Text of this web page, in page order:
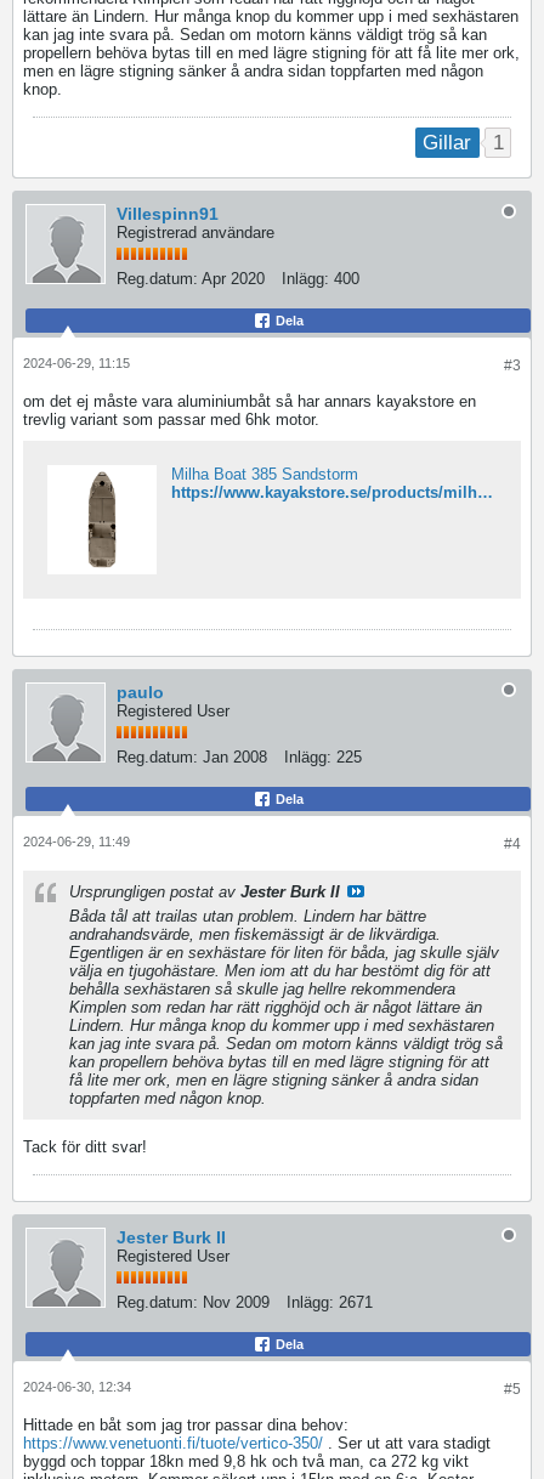
lättare än Lindern. Hur många knop du kommer upp i med sexhästaren
kan jag inte svara på. Sedan om motorn känns väldigt trög så kan
propellern behöva bytas till en med lägre stigning för att få lite mer ork,
men en lägre stigning sänker å andra sidan toppfarten med någon
knop.
Gillar 1
Villespinn91
Registrerad användare
Reg.datum: Apr 2020 Inlägg: 400
Dela
#3
2024-06-29, 11:15
om det ej måste vara aluminiumbåt så har annars kayakstore en
trevlig variant som passar med 6hk motor.
Milha Boat 385 Sandstorm
https://www.kayakstore.se/products/milha-boat-385-sandstorm
paulo
Registered User
Reg.datum: Jan 2008 Inlägg: 225
Dela
#4
2024-06-29, 11:49
Ursprungligen postat av Jester Burk II
Båda tål att trailas utan problem. Lindern har bättre
andrahandsvärde, men fiskemässigt är de likvärdiga.
Egentligen är en sexhästare för liten för båda, jag skulle själv
välja en tjugohästare. Men iom att du har bestömt dig för att
behålla sexhästaren så skulle jag hellre rekommendera
Kimplen som redan har rätt rigghöjd och är något lättare än
Lindern. Hur många knop du kommer upp i med sexhästaren
kan jag inte svara på. Sedan om motorn känns väldigt trög så
kan propellern behöva bytas till en med lägre stigning för att
få lite mer ork, men en lägre stigning sänker å andra sidan
toppfarten med någon knop.
Tack för ditt svar!
Jester Burk II
Registered User
Reg.datum: Nov 2009 Inlägg: 2671
Dela
#5
2024-06-30, 12:34
Hittade en båt som jag tror passar dina behov:
https://www.venetuonti.fi/tuote/vertico-350/ . Ser ut att vara stadigt
byggd och toppar 18kn med 9,8 hk och två man, ca 272 kg vikt